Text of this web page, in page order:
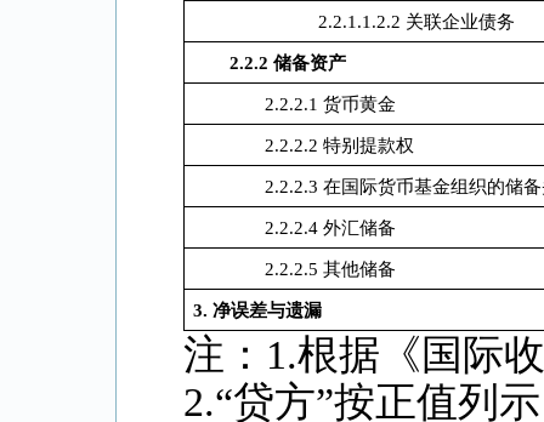
2.2.1.1.2.2 关联企业债务
2.2.2 储备资产
2.2.2.1 货币黄金
2.2.2.2 特别提款权
2.2.2.3 在国际货币基金组织的储
2.2.2.4 外汇储备
2.2.2.5 其他储备
3.净误差与遗漏
注：1.根据《国际
2.“贷方”按正值列